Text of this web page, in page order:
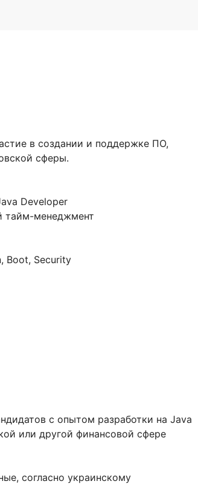
в создании и поддержке ПО,
сферы.
Developer
тайм-менеджмент
Boot, Security
с опытом разработки на Java
или другой финансовой сфере
согласно украинскому